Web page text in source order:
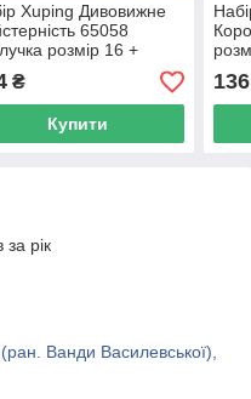
Xuping Дивовижне
65058
розмір 16 +
14х9 мм
РО
₴
Купити
мм
136
за рік
Ванди Василевської),